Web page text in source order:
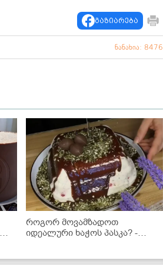
გაზიარება
ნანახია: 8476
როგორ მოვამზადოთ
იდეალური ხაჭოს პასკა? -